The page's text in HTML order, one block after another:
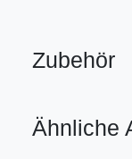
Zubehör
Ähnliche